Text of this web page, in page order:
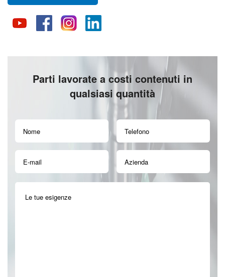
Parti lavorate a costi contenuti in
qualsiasi quantità